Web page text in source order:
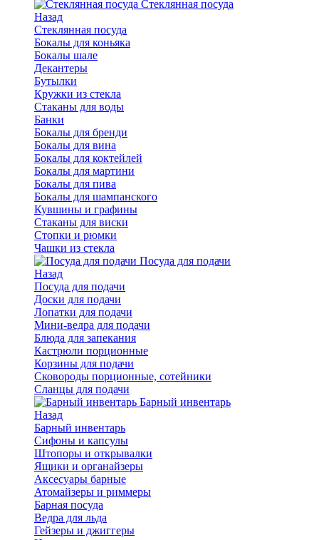
Стеклянная посуда
Назад
Стеклянная посуда
Бокалы для коньяка
Бокалы шале
Декантеры
Бутылки
Кружки из стекла
Стаканы для воды
Банки
Бокалы для бренди
Бокалы для вина
Бокалы для коктейлей
Бокалы для мартини
Бокалы для пива
Бокалы для шампанского
Кувшины и графины
Стаканы для виски
Стопки и рюмки
Чашки из стекла
Посуда для подачи
Назад
Посуда для подачи
Доски для подачи
Лопатки для подачи
Мини-ведра для подачи
Блюда для запекания
Кастрюли порционные
Корзины для подачи
Сковороды порционные, сотейники
Сланцы для подачи
Барный инвентарь
Назад
Барный инвентарь
Сифоны и капсулы
Штопоры и открывалки
Ящики и органайзеры
Аксесуары барные
Атомайзеры и риммеры
Барная посуда
Ведра для льда
Гейзеры и джиггеры